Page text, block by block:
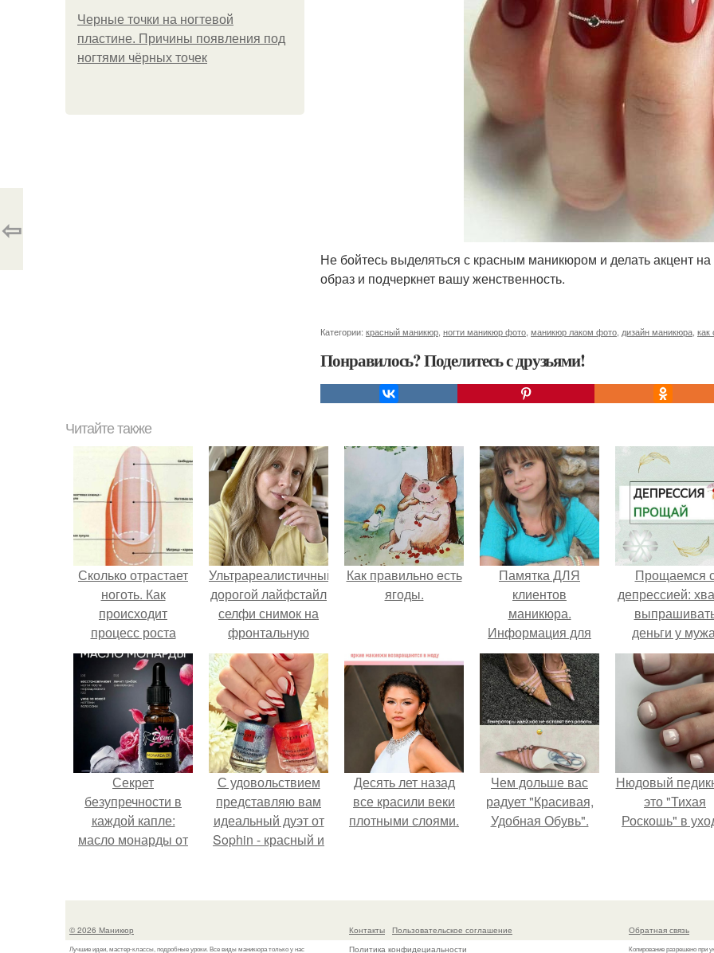
Черные точки на ногтевой
пластине. Причины появления под
ногтями чёрных точек
Не бойтесь выделяться с красным маникюром и делать акцент
образ и подчеркнет вашу женственность.
Категории: красный маникюр ногти маникюр фото маникюр лаком фото дизайн маникюра как
Понравилось? Поделитесь с друзьями!
⇦
Читайте также
Сколько отрастает
ноготь. Как
происходит
процесс роста
ногтей
Ультрареалистичный
дорогой лайфстайл
селфи снимок на
фронтальную
камеру.
Как правильно eсть
ягоды.
Памятка ДЛЯ
клиентов
маникюра.
Информация для
моих дорогих и
уважаемых
клиентов.
Прощаемся
депрессией:
деньги у
Секрет
безупречности в
каждой капле:
масло монарды от
С удовольствием
представляю вам
идеальный дуэт от
Sophin - красный и
номер 0262.
Десять лет назад
все красили веки
плотными слоями.
Чем дольше вас
радует "Красивая,
Удобная Обувь".
Нюдовый
это "Тихая
Роскошь" в
© 2026 Маникюр
Лучшие идеи, мастер-классы, подробные уроки. Все виды маникюра только у нас
Контакты
Пользовательское соглашение
Политика конфидециальности
Обратная связь
Копирование разрешено при